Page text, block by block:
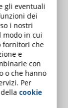
per
nelle
devono
di più e
gli eventuali
dei
i nostri
modo in cui
fornitori che
e
con
o che hanno
Per
dellacookie